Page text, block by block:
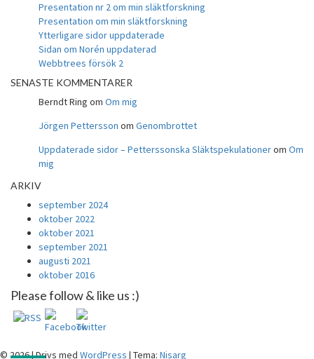
Presentation nr 2 om min släktforskning
Presentation om min släktforskning
Ytterligare sidor uppdaterade
Sidan om Norén uppdaterad
Webbtrees försök 2
SENASTE KOMMENTARER
Berndt Ring om Om mig
Jörgen Pettersson om Genombrottet
Uppdaterade sidor – Petterssonska Släktspekulationerom Om
mig
ARKIV
september 2024
oktober 2022
oktober 2021
september 2021
augusti 2021
oktober 2016
Please follow & like us :)
© 2026|Drivs med WordPress | Tema: Nisarg